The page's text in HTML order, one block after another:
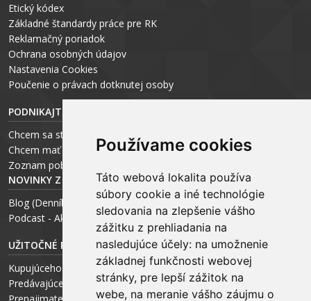
Používame cookies
Táto webová lokalita používa
súbory cookie a iné technológie
sledovania na zlepšenie vášho
zážitku z prehliadania na
nasledujúce účely: na umožnenie
základnej funkčnosti webovej
stránky, pre lepší zážitok na
webe, na meranie vášho záujmu o
Etický kódex
Základné štandardy práce pre RK
Reklamačný poriadok
Ochrana osobných údajov
Nastavenia Cookies
Poučenie o právach dotknutej osoby
PODNIKAJTE S ARCHEUS-OM
Chcem sa stať realitným odborníkom
Chcem mať vlastnú kanceláriu
Zoznam pobočiek
NOVINKY Z MÉDIÍ
Blog (Denník N a Trend) – R. Štalmach
Podcast - Ako začínal ARCHEUS - R. Štalmach / CEO
UŽITOČNÉ RADY PRE
Kupujúceho
Predávajúceho